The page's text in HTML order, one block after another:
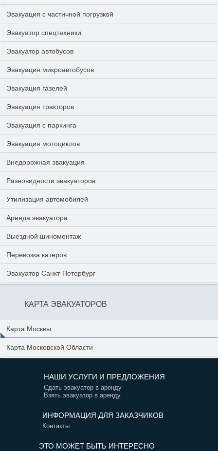
Эвакуация с частичной погрузкой
Эвакуатор спецтехники
Эвакуатор автобусов
Эвакуация микроавтобусов
Эвакуация газелей
Эвакуация тракторов
Эвакуация с паркинга
Эвакуация мотоциклов
Внедорожная эвакуация
Разновидности эвакуаторов
Утилизация автомобилей
Аренда эвакуатора
Выездной шиномонтаж
Перевозка катеров
Эвакуатор Санкт-Петербург
КАРТА ЭВАКУАТОРОВ
Карта Москвы
Карта Московской Области
НАШИ УСЛУГИ И ПРЕДЛОЖЕНИЯ
Сдать эвакуатор в аренду
Взять эвакуатор в аренду
ИНФОРМАЦИЯ ДЛЯ ЗАКАЗЧИКОВ
Контакты
ЭТО МОЖЕТ БЫТЬ ИНТЕРЕСНО